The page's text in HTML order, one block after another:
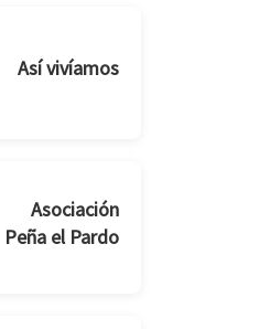
Así vivíamos
Asociación
Peña el Pardo